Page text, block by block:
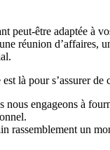
peut-être adaptée à
réunion d’affaires,
là pour s’assurer de
nous engageons à
rassemblement un